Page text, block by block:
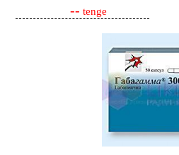
-- tenge